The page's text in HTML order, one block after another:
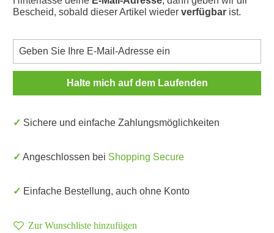
Bescheid, sobald dieser Artikel wieder verfügbar ist.
Halte mich auf dem Laufenden
✓ Sichere und einfache Zahlungsmöglichkeiten
✓ Angeschlossen bei Shopping Secure
✓ Einfache Bestellung, auch ohne Konto
Zur Wunschliste hinzufügen